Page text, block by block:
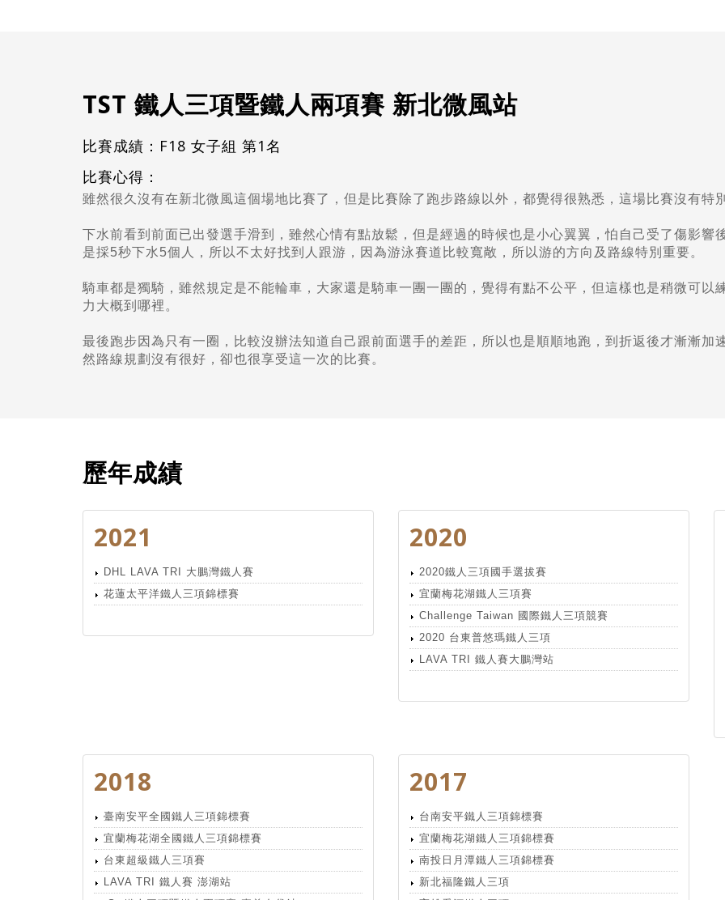
TST 鐵人三項暨鐵人兩項賽 新北微風站
比賽成績：F18 女子組 第1名
比賽心得：
雖然很久沒有在新北微風這個場地比賽了，但是比賽除了跑步路線以外，都覺得很熟悉，這場比賽沒有特
下水前看到前面已出發選手滑到，雖然心情有點放鬆，但是經過的時候也是小心翼翼，怕自己受了傷影響
是採5秒下水5個人，所以不太好找到人跟游，因為游泳賽道比較寬敞，所以游的方向及路線特別重要。
騎車都是獨騎，雖然規定是不能輪車，大家還是騎車一團一團的，覺得有點不公平，但這樣也是稍微可以
力大概到哪裡。
最後跑步因為只有一圈，比較沒辦法知道自己跟前面選手的差距，所以也是順順地跑，到折返後才漸漸加
然路線規劃沒有很好，卻也很享受這一次的比賽。
歷年成績
2021
DHL LAVA TRI 大鵬灣鐵人賽
花蓮太平洋鐵人三項錦標賽
2020
2020鐵人三項國手選拔賽
宜蘭梅花湖鐵人三項賽
Challenge Taiwan 國際鐵人三項競賽
2020 台東普悠瑪鐵人三項
LAVA TRI 鐵人賽大鵬灣站
2018
臺南安平全國鐵人三項錦標賽
宜蘭梅花湖全國鐵人三項錦標賽
台東超級鐵人三項賽
LAVA TRI 鐵人賽 澎湖站
2017
台南安平鐵人三項錦標賽
宜蘭梅花湖鐵人三項錦標賽
南投日月潭鐵人三項錦標賽
新北福隆鐵人三項